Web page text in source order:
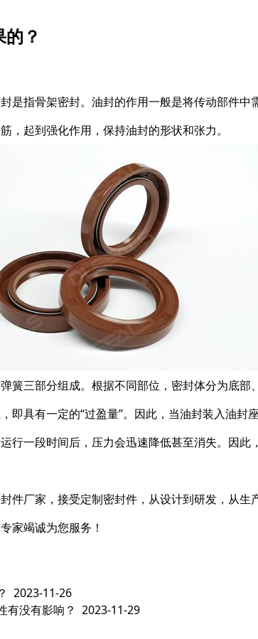
？
是指骨架密封。油封的作用一般是将传动部件中
，起到强化作用，保持油封的形状和张力。
簧三部分组成。根据不同部位，密封体分为底部
即具有一定的“过盈量”。因此，当油封装入油封
行一段时间后，压力会迅速降低甚至消失。因此
件厂家，接受定制密封件，从设计到研发，从
家竭诚为您服务！
2023-11-26
有没有影响？ 2023-11-29